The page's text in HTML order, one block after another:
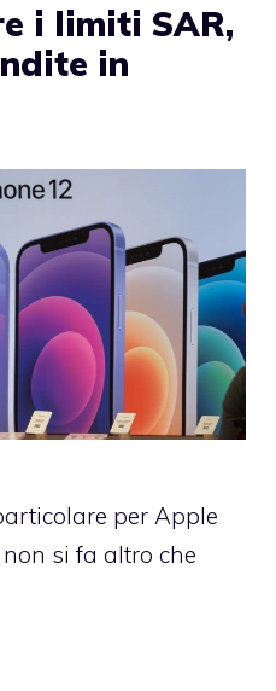
i limiti SAR,
in
per Apple
si fa altro che